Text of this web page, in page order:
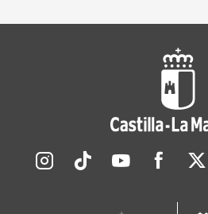
Redes sociales JCCM